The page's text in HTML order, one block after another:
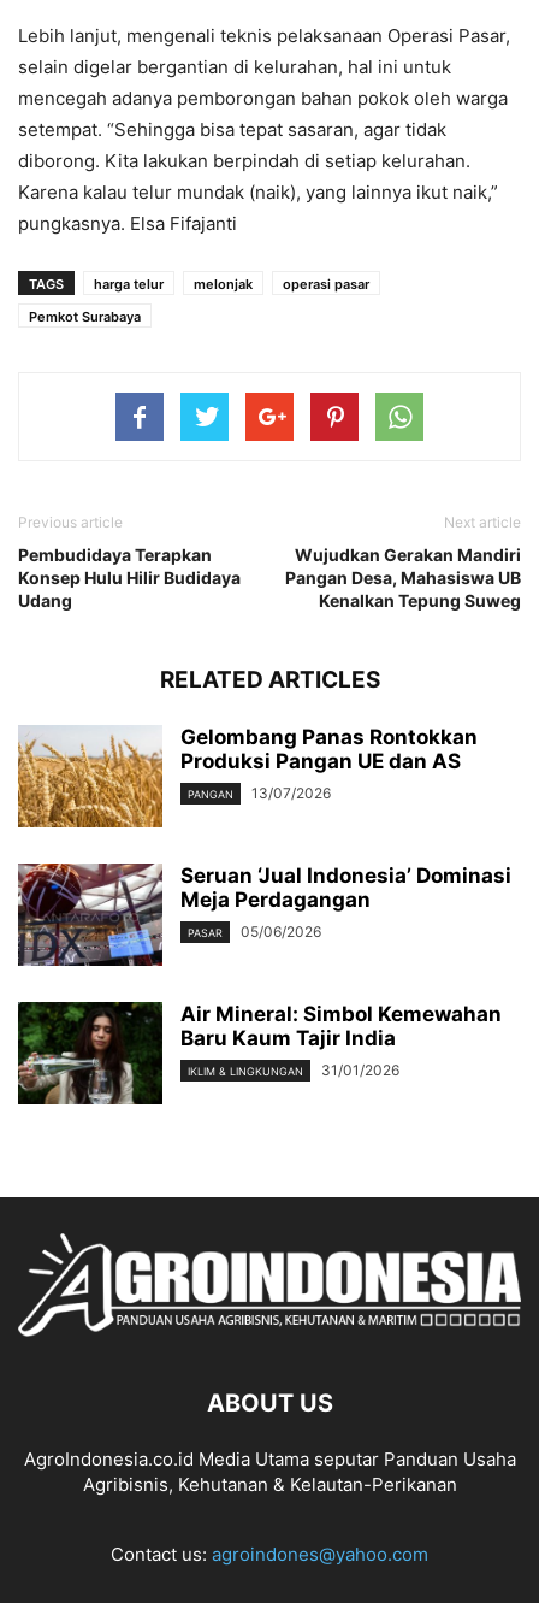
Lebih lanjut, mengenali teknis pelaksanaan Operasi Pasar,
selain digelar bergantian di kelurahan, hal ini untuk
mencegah adanya pemborongan bahan pokok oleh warga
setempat. “Sehingga bisa tepat sasaran, agar tidak
diborong. Kita lakukan berpindah di setiap kelurahan.
Karena kalau telur mundak (naik), yang lainnya ikut naik,”
pungkasnya. Elsa Fifajanti
TAGS harga telur melonjak
operasi pasar
Pemkot Surabaya
Previous article
Pembudidaya Terapkan
Konsep Hulu Hilir Budidaya
Udang
Next article
Wujudkan Gerakan Mandiri
Pangan Desa, Mahasiswa UB
Kenalkan Tepung Suweg
RELATED ARTICLES
Gelombang Panas Rontokkan
Produksi Pangan UE dan AS
PANGAN 13/07/2026
Seruan ‘Jual Indonesia’ Dominasi
Meja Perdagangan
PASAR 05/06/2026
Air Mineral: Simbol Kemewahan
Baru Kaum Tajir India
IKLIM & LINGKUNGAN 31/01/2026
ABOUT US
AgroIndonesia.co.id Media Utama seputar Panduan Usaha
Agribisnis, Kehutanan & Kelautan-Perikanan
Contact us: agroindones@yahoo.com